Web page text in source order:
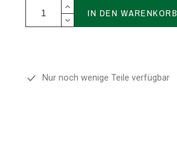
IN DEN WARENKORB
Nur noch wenige Teile verfügbar